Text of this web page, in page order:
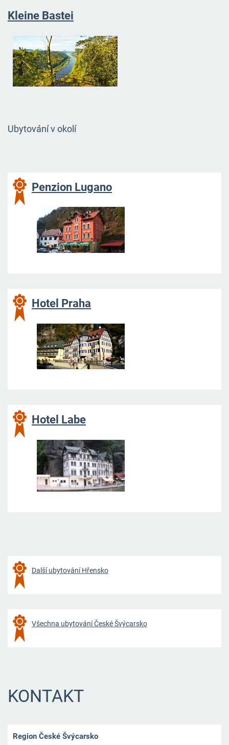
Kleine Bastei
Ubytování v okolí
Penzion Lugano
Hotel Praha
Hotel Labe
Další ubytování Hřensko
Všechna ubytování České Švýcarsko
KONTAKT
Region České Švýcarsko